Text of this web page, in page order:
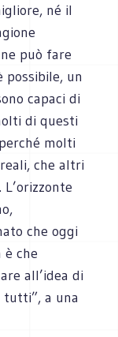
né il
può fare
possibile, un
capaci di
di questi
molti
che altri
che oggi
è che
all’idea di
tutti”, a una